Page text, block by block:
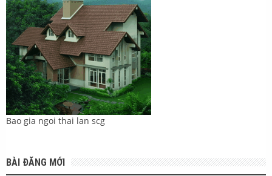
Bao gia ngoi thai lan scg
BÀI ĐĂNG MỚI